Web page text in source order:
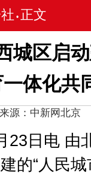
• 正文
城区启
体化共
源：中新网北京
日电 由
的“人民